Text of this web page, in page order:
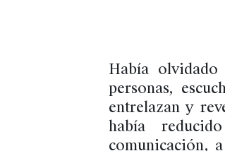
Había
personas,
entrelazan y
había
comunicación,